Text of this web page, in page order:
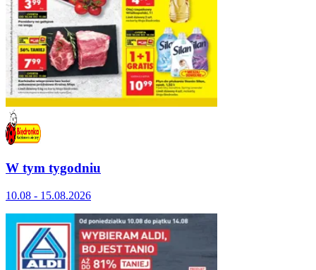
W tym tygodniu
10.08 - 15.08.2026